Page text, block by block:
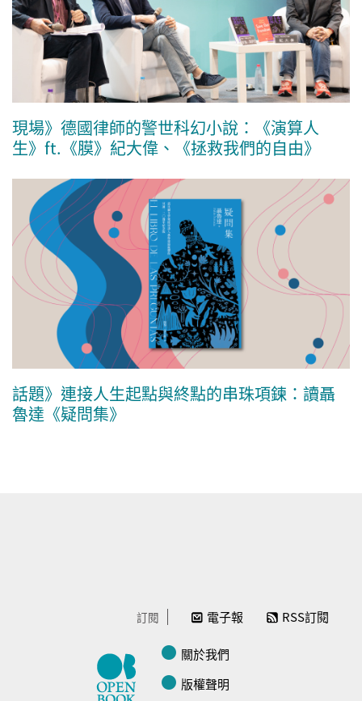
現場》德國律師的警世科幻小說：《演算人
生》ft.《膜》紀大偉、《拯救我們的自由》
話題》連接人生起點與終點的串珠項鍊：讀聶
魯達《疑問集》
訂閱 電子報 RSS訂閱
關於我們
版權聲明